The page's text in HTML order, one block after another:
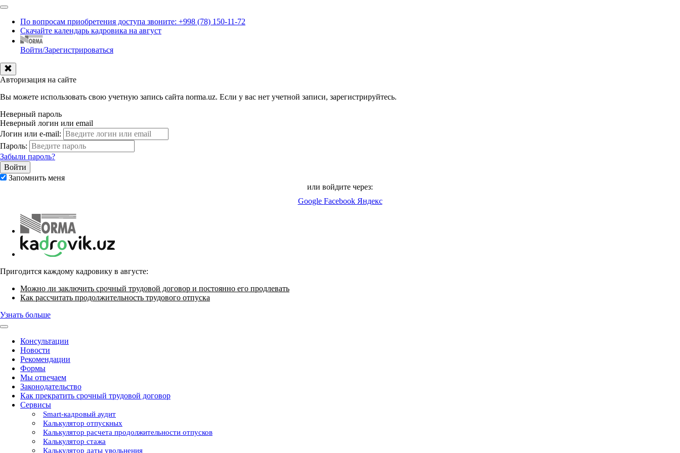
По вопросам приобретения доступа звоните: +998 (78) 150-11-72
Скачайте календарь кадровика на август
Войти/Зарегистрироваться
Авторизация на сайте
Вы можете использовать свою учетную запись сайта norma.uz. Если у вас нет учетной записи, зарегистрируйтесь.
Неверный пароль
Неверный логин или email
Логин или e-mail:
Пароль:
Забыли пароль?
Запомнить меня
или войдите через:
Google Facebook Яндекс
Пригодится каждому кадровику в августе:
Можно ли заключить срочный трудовой договор и постоянно его продлевать
Как рассчитать продолжительность трудового отпуска
Узнать больше
Консультации
Новости
Рекомендации
Формы
Мы отвечаем
Законодательство
Как прекратить срочный трудовой договор
Сервисы
Smart-кадровый аудит
Калькулятор отпускных
Калькулятор расчета продолжительности отпусков
Калькулятор стажа
Калькулятор даты увольнения